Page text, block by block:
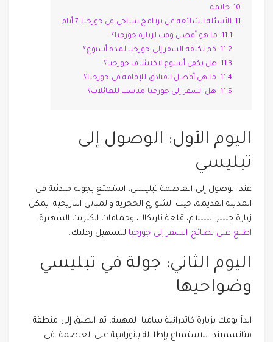
10 خاتمة
11 الأسئلة الشائعة عن برنامج سياحي في جورجيا 7 أيام
11.1 ما هو أفضل وقت لزيارة جورجيا؟
11.2 كم تكلفة السفر إلى جورجيا لمدة أسبوع؟
11.3 هل يكفي أسبوع لاكتشاف جورجيا؟
11.4 ما هي أفضل الفنادق للإقامة في جورجيا؟
11.5 هل السفر إلى جورجيا مناسب للعائلات؟
اليوم الأول: الوصول إلى
تبليسي
عند الوصول إلى العاصمة تبليسي، استمتع بجولة مبدئية في
المدينة القديمة، حيث الشوارع الحجرية والمباني التاريخية. يمكن
زيارة جسر السلام، قلعة ناريكالا، وحمامات الكبريت الشهيرة.
اطلع على نصائح السفر إلى جورجيا لتسهيل رحلتك.
اليوم الثاني: جولة في تبليسي
وضواحيها
ابدأ يومك بزيارة كاتدرائية سامبا المهيبة، ثم انطلق إلى منطقة
متاتسميندا للاستمتاع بإطلالة بانورامية على العاصمة. في